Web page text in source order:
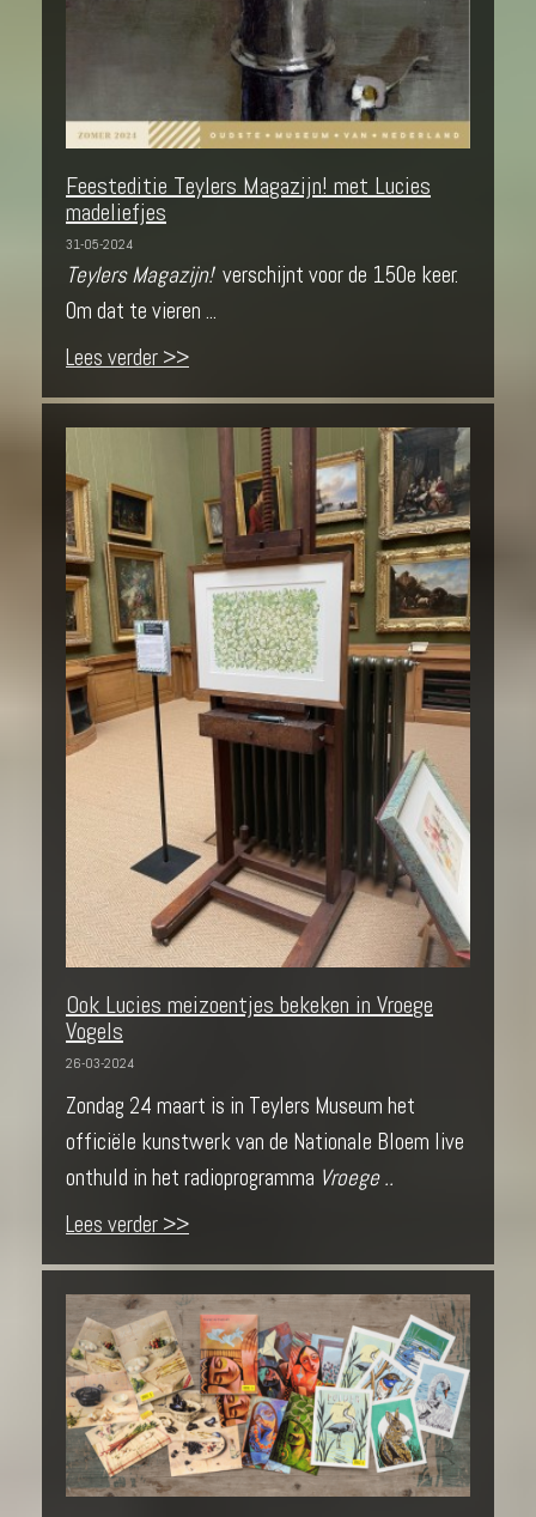
Feesteditie Teylers Magazijn! met Lucies
madeliefjes
31-05-2024
Teylers Magazijn!verschijnt voor de 150e keer.
Om dat te vieren ...
Lees verder >>
Ook Lucies meizoentjes bekeken in Vroege
Vogels
26-03-2024
Zondag 24 maart is in Teylers Museum het
officiële kunstwerk van de Nationale Bloem live
onthuld in het radioprogramma Vroege ..
Lees verder >>